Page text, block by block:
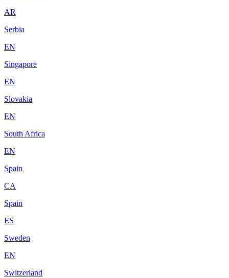
AR
Serbia
EN
Singapore
EN
Slovakia
EN
South Africa
EN
Spain
CA
Spain
ES
Sweden
EN
Switzerland